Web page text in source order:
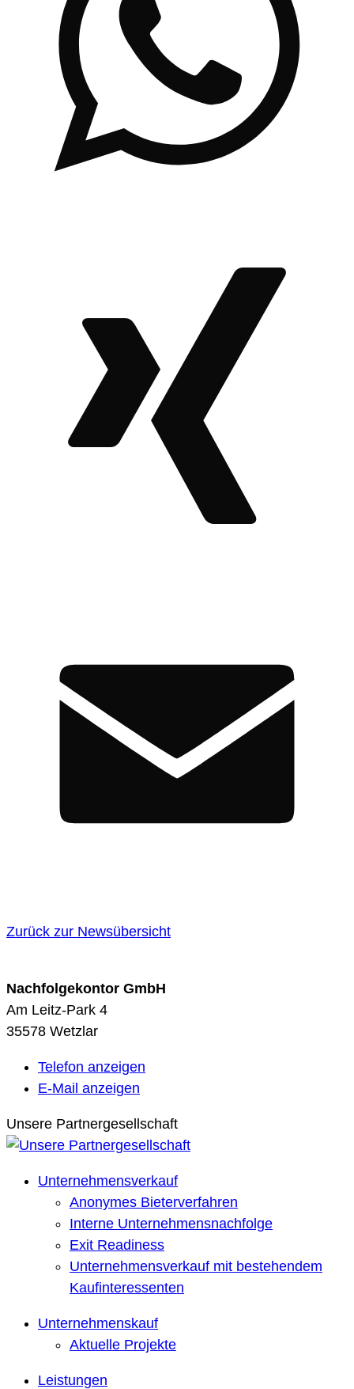
Zurück zur Newsübersicht
Nachfolgekontor GmbH
Am Leitz-Park 4
35578 Wetzlar
Telefon anzeigen
E-Mail anzeigen
Unsere Partnergesellschaft
Unternehmensverkauf
Anonymes Bieterverfahren
Interne Unternehmensnachfolge
Exit Readiness
Unternehmensverkauf mit bestehendem
Kaufinteressenten
Unternehmenskauf
Aktuelle Projekte
Leistungen